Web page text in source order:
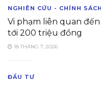
NGHIÊN CỨU - CHÍNH SÁCH
Vi phạm liên quan
tới 200 triệu đồng
18 THÁNG 7, 2026
ĐẦU TƯ